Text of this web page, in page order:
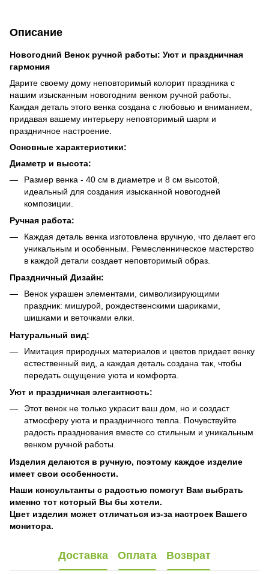
Описание
Новогодний Венок ручной работы: Уют и праздничная
гармония
Дарите своему дому неповторимый колорит праздника с
нашим изысканным новогодним венком ручной работы.
Каждая деталь этого венка создана с любовью и вниманием,
придавая вашему интерьеру неповторимый шарм и
праздничное настроение.
Основные характеристики:
Диаметр и высота:
Размер венка - 40 см в диаметре и 8 см высотой,
идеальный для создания изысканной новогодней
композиции.
Ручная работа:
Каждая деталь венка изготовлена вручную, что делает его
уникальным и особенным. Ремесленническое мастерство
в каждой детали создает неповторимый образ.
Праздничный Дизайн:
Венок украшен элементами, символизирующими
праздник: мишурой, рождественскими шариками,
шишками и веточками елки.
Натуральный вид:
Имитация природных материалов и цветов придает венку
естественный вид, а каждая деталь создана так, чтобы
передать ощущение уюта и комфорта.
Уют и праздничная элегантность:
Этот венок не только украсит ваш дом, но и создаст
атмосферу уюта и праздничного тепла. Почувствуйте
радость празднования вместе со стильным и уникальным
венком ручной работы.
Изделия делаются в ручную, поэтому каждое изделие
имеет свои особенности.
Наши консультанты с радостью помогут Вам выбрать
именно тот который Вы бы хотели.
Цвет изделия может отличаться из-за настроек Вашего
монитора.
Доставка Оплата Возврат